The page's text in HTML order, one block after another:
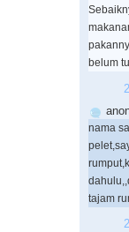
belum
nama
tajam